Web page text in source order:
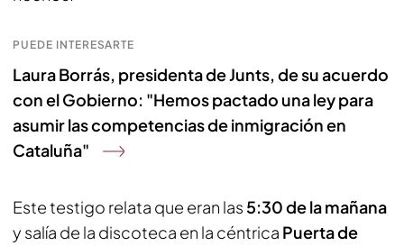
PUEDE INTERESARTE
Laura Borrás, presidenta de Junts, de su acuerdo
con el Gobierno: "Hemos pactado una ley para
asumir las competencias de inmigración en
Cataluña"
Este testigo relata que eran las 5:30 de la mañana
y salía de la discoteca en la céntrica Puerta de